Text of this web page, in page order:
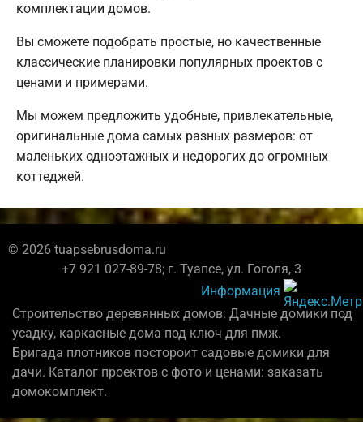
комплектации домов.
Вы сможете подобрать простые, но качественные
классические планировки популярных проектов с
ценами и примерами.
Мы можем предложить удобные, привлекательные,
оригинальные дома самых разных размеров: от
маленьких одноэтажных и недорогих до огромных
коттеджей.
© 2026 tuapsebrusdoma.ru
+7 921 027-89-78; г. Туапсе, ул. Гоголя, 3
Информация
Строительство деревянных домов: Дачные домики под
усадку, каркасные дома под ключ для пмж.
Бригада плотников постороит садовые домики для
дачи. Каталог проектов с фото и ценами: заказать
домокомплект.